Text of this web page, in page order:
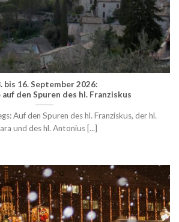
bis 16. September 2026:
den Spuren des hl. Franziskus
Auf den Spuren des hl. Franziskus, der hl.
und des hl. Antonius [...]